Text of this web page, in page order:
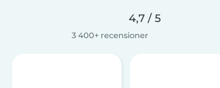
4,7 / 5
3 400+ recensioner